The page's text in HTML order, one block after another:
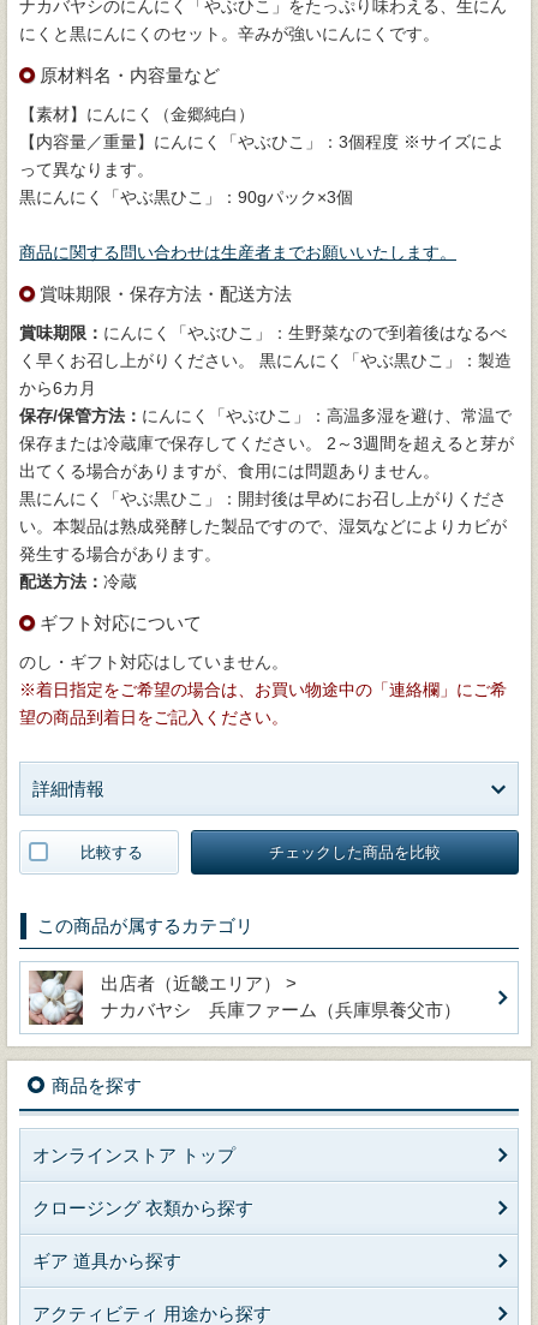
ナカバヤシのにんにく「やぶひこ」をたっぷり味わえる、生にん
にくと黒にんにくのセット。辛みが強いにんにくです。
原材料名・内容量など
【素材】にんにく（金郷純白）
【内容量／重量】にんにく「やぶひこ」：3個程度 ※サイズによ
って異なります。
黒にんにく「やぶ黒ひこ」：90gパック×3個
商品に関する問い合わせは生産者までお願いいたします。
賞味期限・保存方法・配送方法
賞味期限： にんにく「やぶひこ」：生野菜なので到着後はなるべ
く早くお召し上がりください。 黒にんにく「やぶ黒ひこ」：製造
から6カ月
保存/保管方法： にんにく「やぶひこ」：高温多湿を避け、常温で
保存または冷蔵庫で保存してください。 2～3週間を超えると芽が
出てくる場合がありますが、食用には問題ありません。
黒にんにく「やぶ黒ひこ」：開封後は早めにお召し上がりくださ
い。本製品は熟成発酵した製品ですので、湿気などによりカビが
発生する場合があります。
配送方法： 冷蔵
ギフト対応について
のし・ギフト対応はしていません。
※着日指定をご希望の場合は、お買い物途中の「連絡欄」にご希
望の商品到着日をご記入ください。
詳細情報
比較する チェックした商品を比較
この商品が属するカテゴリ
出店者（近畿エリア） >
ナカバヤシ 兵庫ファーム（兵庫県養父市）
商品を探す
オンラインストア トップ
クロージング 衣類から探す
ギア 道具から探す
アクティビティ 用途から探す